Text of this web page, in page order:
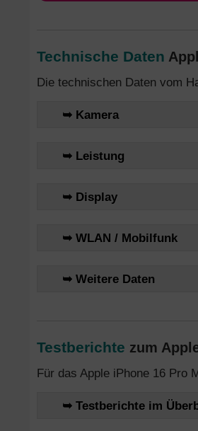
Technische Daten
Die technischen Daten vom
➥ Kamera
➥ Leistung
➥ Display
➥ WLAN / Mobilfunk
➥ Weitere Daten
Testberichte zum
Für das Apple iPhone 16 Pro
➥ Testberichte im